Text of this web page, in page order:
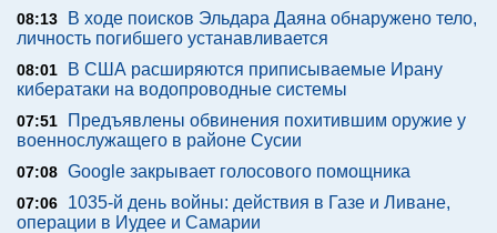
08:13
В ходе поисков Эльдара Даяна обнаружено тело,
личность погибшего устанавливается
08:01
В США расширяются приписываемые Ирану
кибератаки на водопроводные системы
07:51
Предъявлены обвинения похитившим оружие у
военнослужащего в районе Сусии
07:08 Google закрывает голосового помощника
07:06
1035-й день войны: действия в Газе и Ливане,
операции в Иудее и Самарии